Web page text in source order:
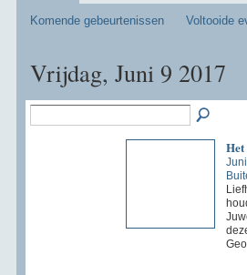
Komende gebeurtenissen Voltooide
Vrijdag, Juni 9 2017